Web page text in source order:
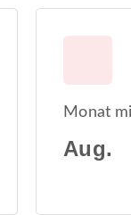
Monat
Aug.